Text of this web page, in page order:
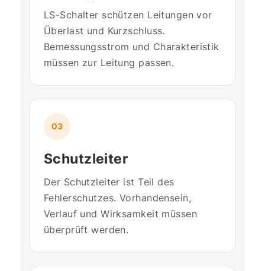
LS-Schalter schützen Leitungen vor
Überlast und Kurzschluss.
Bemessungsstrom und Charakteristik
müssen zur Leitung passen.
03
Schutzleiter
Der Schutzleiter ist Teil des
Fehlerschutzes. Vorhandensein,
Verlauf und Wirksamkeit müssen
überprüft werden.